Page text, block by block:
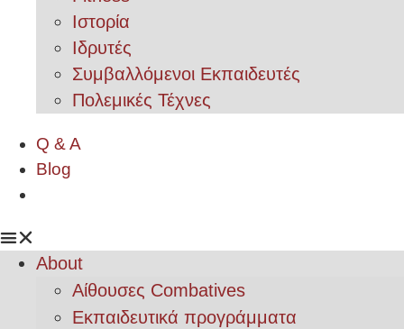
Ιστορία
Ιδρυτές
Συμβαλλόμενοι Εκπαιδευτές
Πολεμικές Τέχνες
Q & A
Blog
About
Αίθουσες Combatives
Εκπαιδευτικά προγράμματα